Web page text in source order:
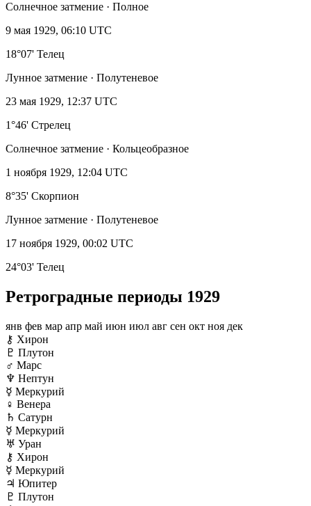
Солнечное затмение · Полное
9 мая 1929, 06:10 UTC
18°07' Телец
Лунное затмение · Полутеневое
23 мая 1929, 12:37 UTC
1°46' Стрелец
Солнечное затмение · Кольцеобразное
1 ноября 1929, 12:04 UTC
8°35' Скорпион
Лунное затмение · Полутеневое
17 ноября 1929, 00:02 UTC
24°03' Телец
Ретроградные периоды 1929
янв фев мар апр май июн июл авг сен окт ноя дек
⚷ Хирон
♇ Плутон
♂ Марс
♆ Нептун
☿ Меркурий
♀ Венера
♄ Сатурн
☿ Меркурий
♅ Уран
⚷ Хирон
☿ Меркурий
♃ Юпитер
♇ Плутон